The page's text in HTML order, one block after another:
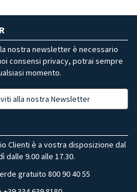
nostra newsletter è necessario
consensi privacy, potrai sempre
momento.
alla nostra Newsletter
Clienti è a vostra disposizione dal
dalle 9.00 alle 17.30.
gratuito 800 90 40 55